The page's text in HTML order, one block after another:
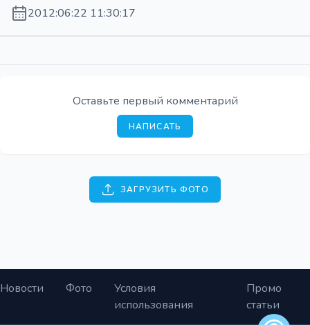
2012:06:22 11:30:17
Оставьте первый комментарий
НАПИСАТЬ
ЗАГРУЗИТЬ ФОТО
Новости Фото
Условия
использования
Промо
статьи